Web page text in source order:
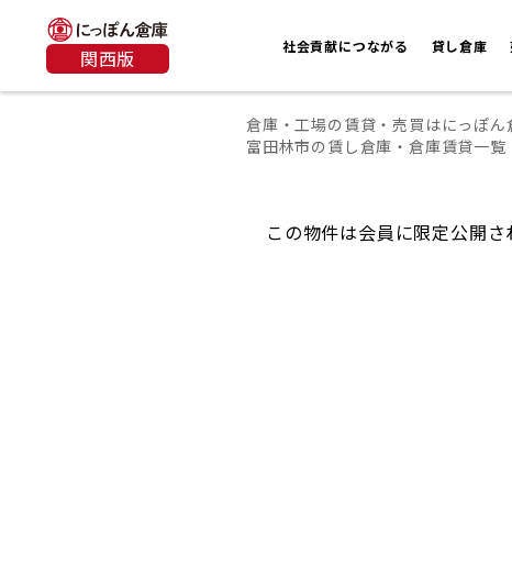
関西版 社会貢献につながる 貸し倉庫
倉庫・工場の賃貸・売買はにっぽん
富田林市の賃し倉庫・倉庫賃貸一覧
この物件は会員に限定公開さ